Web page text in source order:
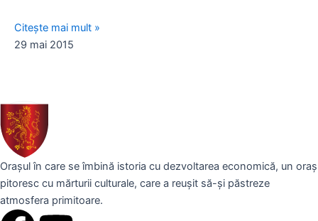
Citește mai mult »
29 mai 2015
Orașul în care se îmbină istoria cu dezvoltarea economică, un oraș
pitoresc cu mărturii culturale, care a reușit să-și păstreze
atmosfera primitoare.